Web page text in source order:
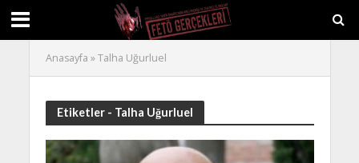
Anasayfa »Talha Uğurluel
Etiketler - Talha Uğurluel